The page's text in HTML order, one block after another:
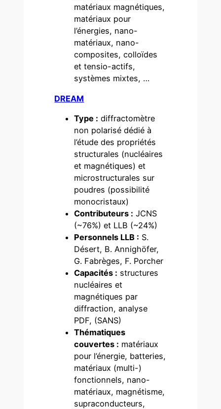
matériaux magnétiques,
matériaux pour
l’énergies, nano-
matériaux, nano-
composites, colloïdes
et tensio-actifs,
systèmes mixtes, …
DREAM
Type : diffractomètre
non polarisé dédié à
l’étude des propriétés
structurales (nucléaires
et magnétiques) et
microstructurales sur
poudres (possibilité
monocristaux)
Contributeurs : JCNS
(~76%) et LLB (~24%)
Personnels LLB : S.
Désert, B. Annighöfer,
G. Fabrèges, F. Porcher
Capacités : structures
nucléaires et
magnétiques par
diffraction, analyse
PDF, (SANS)
Thématiques
couvertes : matériaux
pour l’énergie, batteries,
matériaux (multi-)
fonctionnels, nano-
matériaux, magnétisme,
supraconducteurs,